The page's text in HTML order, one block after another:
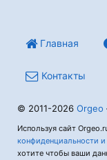
Главная
Контакты
© 2011-2026 Orgeo
Используя сайт
конфиденциальности
хотите чтобы ваши